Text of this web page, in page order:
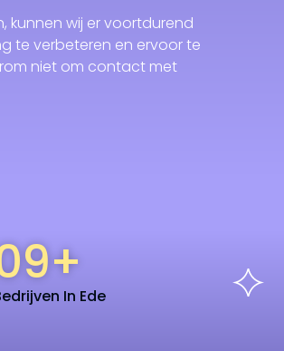
kunnen wij er voortdurend
te verbeteren en ervoor te
niet om contact met
In Ede
+